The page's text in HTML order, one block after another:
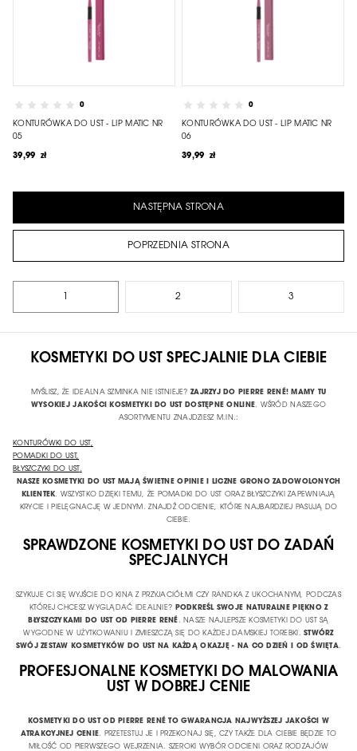
0
KONTURÓWKA DO UST - LIP MATIC NR
05
39,99 zł
0
KONTURÓWKA DO UST - LIP MATIC NR
06
39,99 zł
NASTĘPNA STRONA
POPRZEDNIA STRONA
2 3
KOSMETYKI DO UST SPECJALNIE DLA CIEBIE
MYŚLISZ, ŻE IDEALNA SZMINKA NIE ISTNIEJE? ZAJRZYJ DO PIERRE RENÉ! MAMY TU
WYSOKIEJ JAKOŚCI KOSMETYKI DO UST DOSTĘPNE ONLINE. WŚRÓD NASZEGO
ASORTYMENTU ZNAJDZIESZ M.IN.:
KONTURÓWKI DO UST ,
POMADKI DO UST ,
BŁYSZCZYKI DO UST .
NASZE KOSMETYKI DO UST MAJĄ ŚWIETNE OPINIE I LICZNE GRONO ZADOWOLONYCH
KLIENTEK. WSZYSTKO DZIĘKI TEMU, ŻE POMADKI DO UST ORAZ BŁYSZCZYKI ZAPEWNIAJĄ
KRYCIE I PIELĘGNACJĘ W JEDNYM. ZNAJDŹ ODCIENIE, KTÓRE NAJBARDZIEJ PASUJĄ DO
CIEBIE.
SPRAWDZONE KOSMETYKI DO UST DO ZADAŃ
SPECJALNYCH
SZYKUJE CI SIĘ WYJŚCIE DO KINA Z PRZYJACIÓŁMI CZY RANDKA Z UKOCHANYM, PODCZAS
KTÓREJ CHCESZ WYGLĄDAĆ IDEALNIE?
PODKREŚL SWOJE NATURALNE PIĘKNO Z
BŁYSZCZYKAMI DO UST OD PIERRE RENÉ . NASZE NAJLEPSZE KOSMETYKI DO UST SĄ
WYGODNE W UŻYTKOWANIU I ZMIESZCZĄ SIĘ DO KAŻDEJ DAMSKIEJ TOREBKI.STWÓRZ
SWÓJ ZESTAW KOSMETYKÓW DO UST NA KAŻDĄ OKAZJĘ - NA CO DZIEŃ I OD ŚWIĘTA.
PROFESJONALNE KOSMETYKI DO MALOWANIA
UST W DOBREJ CENIE
KOSMETYKI DO UST OD PIERRE RENÉ TO GWARANCJA NAJWYŻSZEJ JAKOŚCI W
ATRAKCYJNEJ CENIE. PRZETESTUJ JE I PRZEKONAJ SIĘ, CZY TAKŻE DLA CIEBIE BĘDZIE TO
MIŁOŚĆ OD PIERWSZEGO WEJRZENIA. SZEROKI WYBÓR ODCIENI ORAZ RODZAJÓW